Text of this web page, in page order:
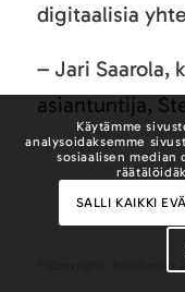
digitaalisia
– Jari Saarola,
asiantuntija,
Käytämme
analysoidaksemme
sosiaalisen median
SALLI KAIKKI